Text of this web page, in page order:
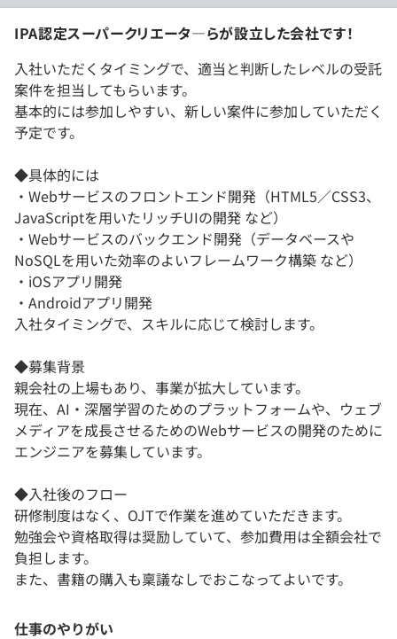
IPA認定スーパークリエータ―らが設立した会社です！
入社いただくタイミングで、適当と判断したレベルの受託
案件を担当してもらいます。
基本的には参加しやすい、新しい案件に参加していただく
予定です。
◆具体的には
・Webサービスのフロントエンド開発（HTML5／CSS3、
JavaScriptを用いたリッチUIの開発 など）
・Webサービスのバックエンド開発（データベースや
NoSQLを用いた効率のよいフレームワーク構築 など）
・iOSアプリ開発
・Androidアプリ開発
入社タイミングで、スキルに応じて検討します。
◆募集背景
親会社の上場もあり、事業が拡大しています。
現在、AI・深層学習のためのプラットフォームや、ウェブ
メディアを成長させるためのWebサービスの開発のために
エンジニアを募集しています。
◆入社後のフロー
研修制度はなく、OJTで作業を進めていただきます。
勉強会や資格取得は奨励していて、参加費用は全額会社で
負担します。
また、書籍の購入も稟議なしでおこなってよいです。
仕事のやりがい